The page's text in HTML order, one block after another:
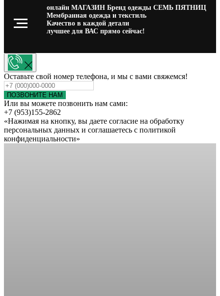
онлайн МАГАЗИН Бренд одежды СЕМЬ ПЯТНИЦ
Мембранная одежда и текстиль
Качество в каждой детали
лучшее для ВАС прямо сейчас!
Оставьте свой номер телефона, и мы с вами свяжемся!
ПОЗВОНИТЕ НАМ
Или вы можете позвонить нам сами:
+7 (953)155-2862
«Нажимая на кнопку, вы даете согласие на обработку
персональных данных и соглашаетесь c политикой
конфиденциальности»